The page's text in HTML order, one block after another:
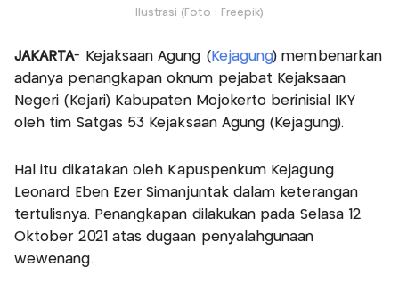
Ilustrasi (Foto : Freepik)
JAKARTA- Kejaksaan Agung ( Kejagung) membenarkan
adanya penangkapan oknum pejabat Kejaksaan
Negeri (Kejari) Kabupaten Mojokerto berinisial IKY
oleh tim Satgas 53 Kejaksaan Agung (Kejagung).
Hal itu dikatakan oleh Kapuspenkum Kejagung
Leonard Eben Ezer Simanjuntak dalam keterangan
tertulisnya. Penangkapan dilakukan pada Selasa 12
Oktober 2021 atas dugaan penyalahgunaan
wewenang.